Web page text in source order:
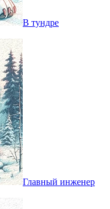
В тундре
Главный инженер